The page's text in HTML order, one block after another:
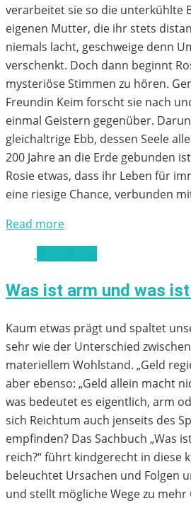
verarbeitet sie so die unterkühlte
eigenen Mutter, die ihr stets
niemals lacht, geschweige denn
verschenkt. Doch dann beginnt
mysteriöse Stimmen zu hören.
Freundin Keim forscht sie nach
einmal Geistern gegenüber.
gleichaltrige Ebb, dessen Seele
200 Jahre an die Erde gebunden
Rosie etwas, dass ihr Leben für
eine riesige Chance, verbunden
Read more
Was ist arm und was
Kaum etwas prägt und spaltet
sehr wie der Unterschied
materiellem Wohlstand. „Geld
aber ebenso: „Geld allein macht
was bedeutet es eigentlich, arm
sich Reichtum auch jenseits des
empfinden? Das Sachbuch „Was
reich?“ führt kindgerecht in diese
beleuchtet Ursachen und Folgen
und stellt mögliche Wege zu